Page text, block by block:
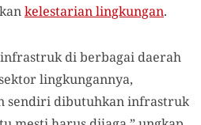
kelestarian lingkungan.
di berbagai daerah
lingkungannya,
sendiri dibutuhkan infrastruk